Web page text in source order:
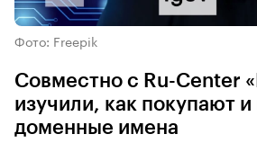
Фото: Freepik
Совместно с Ru-Center
изучили, как покупают
доменные имена